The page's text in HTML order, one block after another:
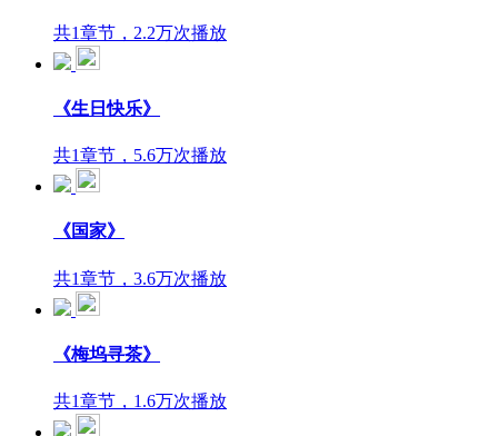
共1章节，2.2万次播放
《生日快乐》
共1章节，5.6万次播放
《国家》
共1章节，3.6万次播放
《梅坞寻茶》
共1章节，1.6万次播放